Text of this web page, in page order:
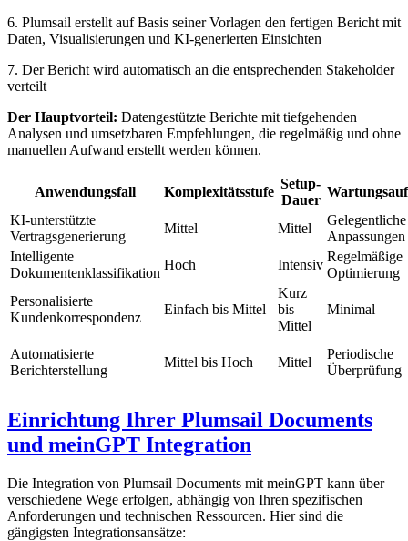
6. Plumsail erstellt auf Basis seiner Vorlagen den fertigen Bericht mit
Daten, Visualisierungen und KI-generierten Einsichten
7. Der Bericht wird automatisch an die entsprechenden Stakeholder
verteilt
Der Hauptvorteil: Datengestützte Berichte mit tiefgehenden
Analysen und umsetzbaren Empfehlungen, die regelmäßig und ohne
manuellen Aufwand erstellt werden können.
Anwendungsfall Komplexitätsstufe
Setup-
Dauer
KI-unterstützte
Vertragsgenerierung
Mittel Mittel
Gelegentliche
Anpassungen
Intelligente
Dokumentenklassifikation
Hoch Intensiv
Regelmäßige
Optimierung
Personalisierte
Kundenkorrespondenz
Einfach bis Mittel
Kurz
bis
Mittel
Minimal
Automatisierte
Berichterstellung
Mittel bis Hoch Mittel
Periodische
Überprüfung
Einrichtung Ihrer Plumsail Documents
und meinGPT Integration
Die Integration von Plumsail Documents mit meinGPT kann über
verschiedene Wege erfolgen, abhängig von Ihren spezifischen
Anforderungen und technischen Ressourcen. Hier sind die
gängigsten Integrationsansätze: